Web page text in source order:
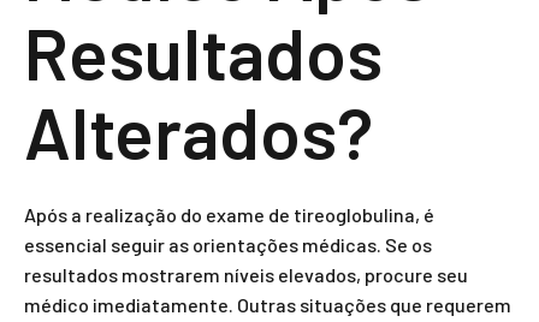
Resultados
Alterados?
Após a realização do exame de tireoglobulina, é
essencial seguir as orientações médicas. Se os
resultados mostrarem níveis elevados, procure seu
médico imediatamente. Outras situações que requerem